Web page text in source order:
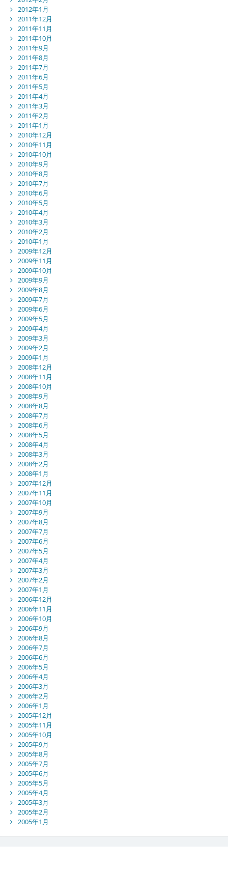
2012年1月
2011年12月
2011年11月
2011年10月
2011年9月
2011年8月
2011年7月
2011年6月
2011年5月
2011年4月
2011年3月
2011年2月
2011年1月
2010年12月
2010年11月
2010年10月
2010年9月
2010年8月
2010年7月
2010年6月
2010年5月
2010年4月
2010年3月
2010年2月
2010年1月
2009年12月
2009年11月
2009年10月
2009年9月
2009年8月
2009年7月
2009年6月
2009年5月
2009年4月
2009年3月
2009年2月
2009年1月
2008年12月
2008年11月
2008年10月
2008年9月
2008年8月
2008年7月
2008年6月
2008年5月
2008年4月
2008年3月
2008年2月
2008年1月
2007年12月
2007年11月
2007年10月
2007年9月
2007年8月
2007年7月
2007年6月
2007年5月
2007年4月
2007年3月
2007年2月
2007年1月
2006年12月
2006年11月
2006年10月
2006年9月
2006年8月
2006年7月
2006年6月
2006年5月
2006年4月
2006年3月
2006年2月
2006年1月
2005年12月
2005年11月
2005年10月
2005年9月
2005年8月
2005年7月
2005年6月
2005年5月
2005年4月
2005年3月
2005年2月
2005年1月